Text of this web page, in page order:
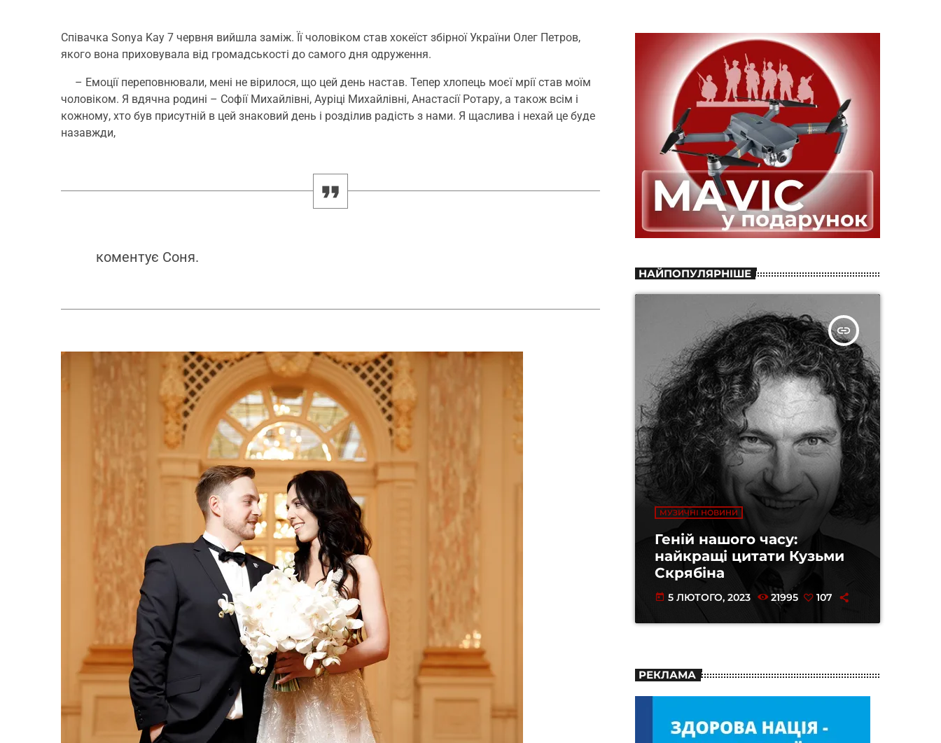
Співачка Sonya Kay 7 червня вийшла заміж. Її чоловіком став хокеїст збірної України Олег Петров,
якого вона приховувала від громадськості до самого дня одруження.
– Емоції переповнювали, мені не вірилося, що цей день настав. Тепер хлопець моєї мрії став моїм
чоловіком. Я вдячна родині – Софії Михайлівні, Ауріці Михайлівні, Анастасії Ротару, а також всім і
кожному, хто був присутній в цей знаковий день і розділив радість з нами. Я щаслива і нехай це буде
назавжди,
коментує Соня.
НАЙПОПУЛЯРНІШЕ
insert_link
МУЗИЧНІ НОВИНИ
Геній нашого часу:
найкращі цитати Кузьми
Скрябіна
today 5 ЛЮТОГО, 2023 21995 107
РЕКЛАМА